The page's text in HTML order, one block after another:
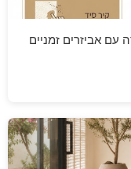
עם אביזרים זמניים